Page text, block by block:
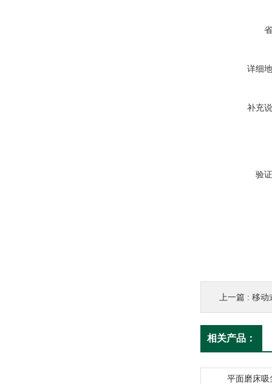
详细
补充
验
上一篇 : 移动
相关产品：
平面磨床吸